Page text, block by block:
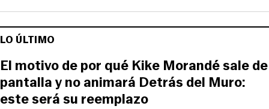
LO ÚLTIMO
El motivo de por qué Kike Morandé sale de
pantalla y no animará Detrás del Muro:
este será su reemplazo